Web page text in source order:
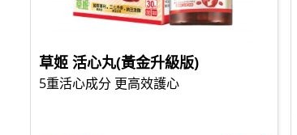
草姬 活心丸(黃金升級版)
5重活心成分 更高效護心